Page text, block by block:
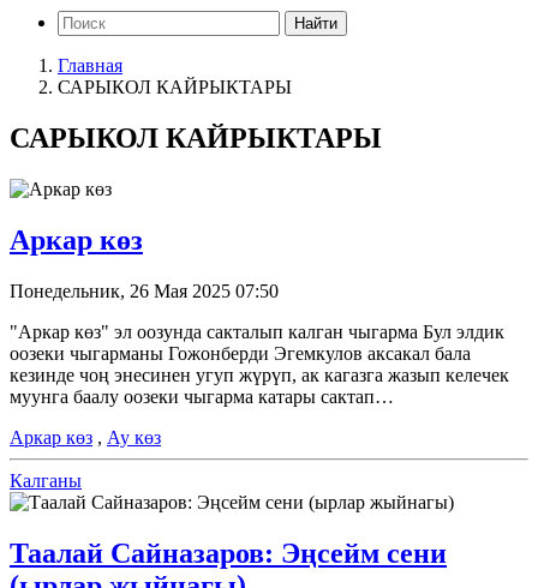
Найти
Главная
САРЫКОЛ КАЙРЫКТАРЫ
САРЫКОЛ КАЙРЫКТАРЫ
Аркар көз
Понедельник, 26 Мая 2025 07:50
"Аркар көз" эл оозунда сакталып калган чыгарма Бул элдик
оозеки чыгарманы Гожонберди Эгемкулов аксакал бала
кезинде чоң энесинен угуп жүрүп, ак кагазга жазып келечек
муунга баалу оозеки чыгарма катары сактап…
Аркар көз , Ау көз
Калганы
Таалай Сайназаров: Эңсейм сени